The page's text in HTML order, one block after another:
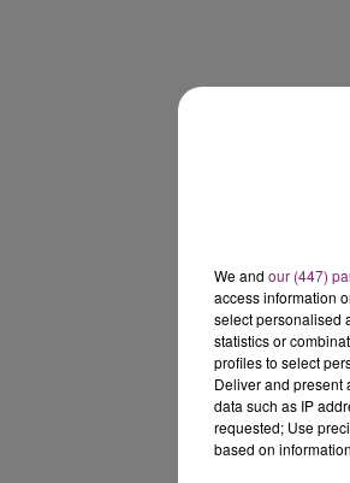
We and our (447)
access information
select personalised
statistics or
profiles to select
Deliver and present
data such as IP
requested; Use
based on